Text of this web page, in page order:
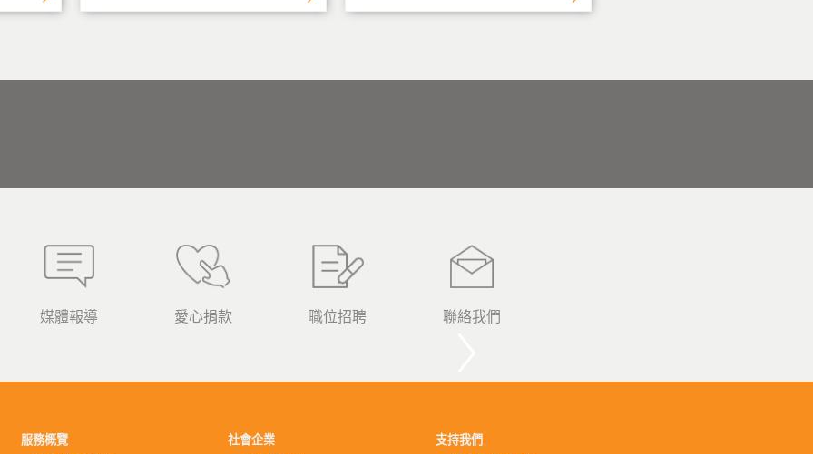
媒體報導 愛心捐款 職位招聘 聯絡我們
服務概覽
社會企業
支持我們